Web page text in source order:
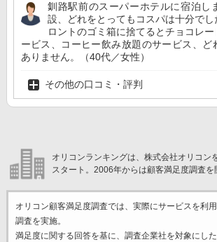
釧路駅前のスーパーホテルに宿泊し
設、どれをとってもコスパは十分で
ロントのゴミ箱に捨てるとチョコレ
ービス、コーヒー飲み放題のサービス、ど
ありません。（40代／女性）
その他の口コミ・評判
オリコンランキングは、株式会社オリコン
スタート。2006年からは顧客満足度調査を
オリコン顧客満足度調査では、実際にサービスを利
調査を実施。
満足度に関する回答を基に、調査企業社を対象にした